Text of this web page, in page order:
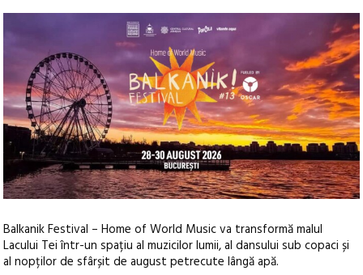
Balkanik Festival – Home of World Music va transformă malul
Lacului Tei într-un spațiu al muzicilor lumii, al dansului sub copaci și
al nopților de sfârșit de august petrecute lângă apă.